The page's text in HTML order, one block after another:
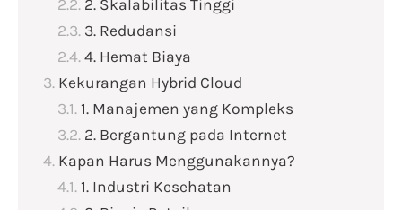
2. Skalabilitas Tinggi
3. Redudansi
4. Hemat Biaya
Kekurangan Hybrid Cloud
1. Manajemen yang Kompleks
2. Bergantung pada Internet
Kapan Harus Menggunakannya?
1. Industri Kesehatan